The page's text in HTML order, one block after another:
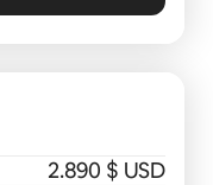
2.890 $ USD